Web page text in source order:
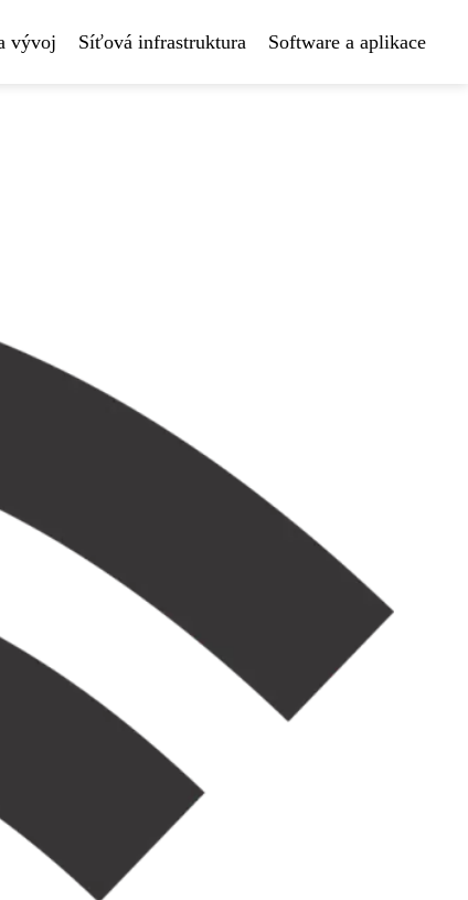
vývoj Síťová infrastruktura Software a aplikace